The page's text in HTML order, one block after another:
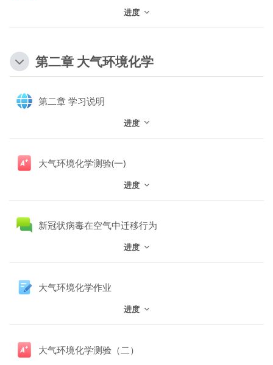
进度
第二章 大气环境化学
第二章 学习说明
进度
大气环境化学测验(一)
进度
新冠状病毒在空气中迁移行为
进度
大气环境化学作业
进度
大气环境化学测验（二）